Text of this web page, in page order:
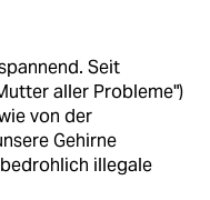
Seit
aller Probleme")
von der
Gehirne
illegale